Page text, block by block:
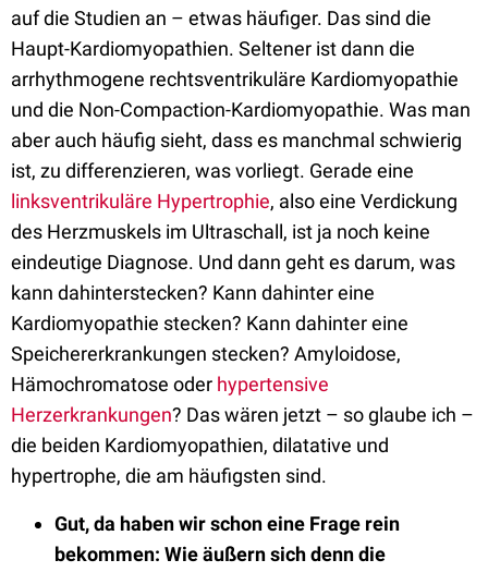
auf die Studien an – etwas häufiger. Das sind die
Haupt-Kardiomyopathien. Seltener ist dann die
arrhythmogene rechtsventrikuläre Kardiomyopathie
und die Non-Compaction-Kardiomyopathie. Was man
aber auch häufig sieht, dass es manchmal schwierig
ist, zu differenzieren, was vorliegt. Gerade eine
linksventrikuläre Hypertrophie, also eine Verdickung
des Herzmuskels im Ultraschall, ist ja noch keine
eindeutige Diagnose. Und dann geht es darum, was
kann dahinterstecken? Kann dahinter eine
Kardiomyopathie stecken? Kann dahinter eine
Speichererkrankungen stecken? Amyloidose,
Hämochromatose oder hypertensive
Herzerkrankungen? Das wären jetzt – so glaube ich –
die beiden Kardiomyopathien, dilatative und
hypertrophe, die am häufigsten sind.
Gut, da haben wir schon eine Frage rein
bekommen: Wie äußern sich denn die